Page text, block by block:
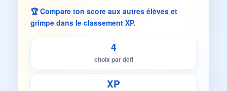
🏆 Compare ton score aux autres élèves et
grimpe dans le classement XP.
4
choix par défi
XP